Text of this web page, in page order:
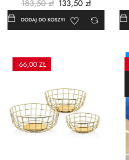
183,50 zł 133,50 zł
DODAJ DO KOSZYKA
-66,00 ZŁ